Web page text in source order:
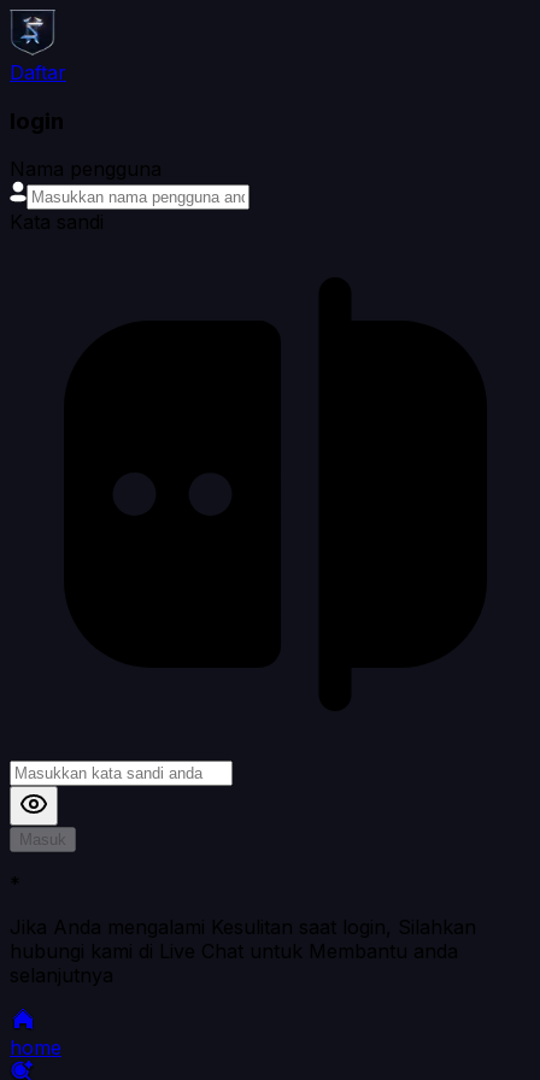
Daftar
login
Nama pengguna
Kata sandi
Masuk
*
Jika Anda mengalami Kesulitan saat login, Silahkan
hubungi kami di Live Chat untuk Membantu anda
selanjutnya
home